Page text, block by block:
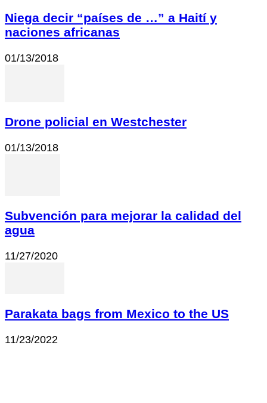
Niega decir “países de …” a Haití y
naciones africanas
01/13/2018
Drone policial en Westchester
01/13/2018
Subvención para mejorar la calidad del
agua
11/27/2020
Parakata bags from Mexico to the US
11/23/2022